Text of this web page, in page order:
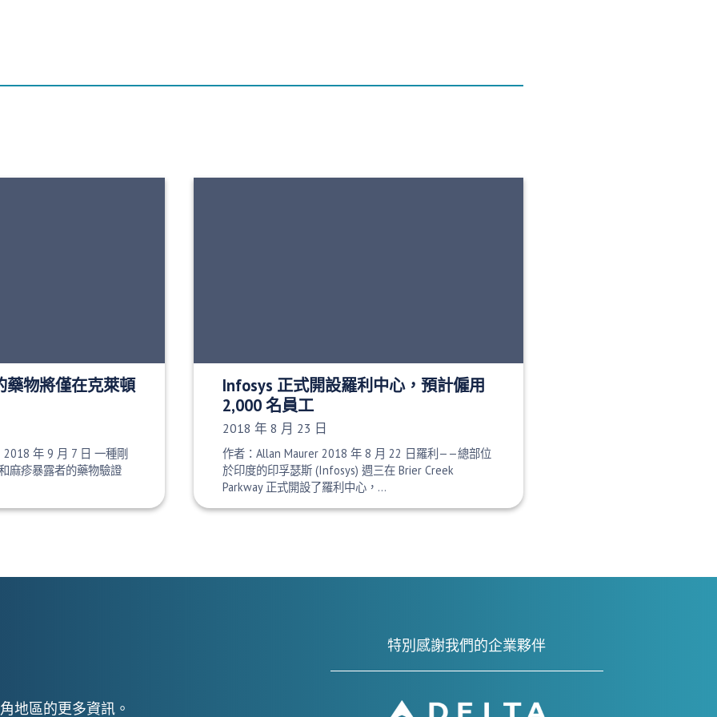
藥物將僅在克萊頓
2018 年 9 月 7 日 一種剛
麻疹暴露者的藥物驗證
Infosys 正式開設羅利中心，預計僱用
2,000 名員工
發布日期：
2018 年 8 月 23 日
作者：Allan Maurer 2018 年 8 月 22 日羅利——總部位
於印度的印孚瑟斯 (Infosys) 週三在 Brier Creek
Parkway 正式開設了羅利中心，…
地區的更多資訊。
特別感謝我們的企業夥伴